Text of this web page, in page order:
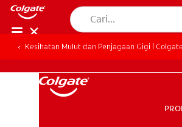
Kesihatan Mulut dan Penjagaan Gigi |